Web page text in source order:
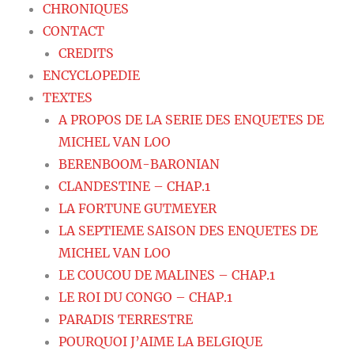
CHRONIQUES
CONTACT
CREDITS
ENCYCLOPEDIE
TEXTES
A PROPOS DE LA SERIE DES ENQUETES DE
MICHEL VAN LOO
BERENBOOM-BARONIAN
CLANDESTINE – CHAP.1
LA FORTUNE GUTMEYER
LA SEPTIEME SAISON DES ENQUETES DE
MICHEL VAN LOO
LE COUCOU DE MALINES – CHAP.1
LE ROI DU CONGO – CHAP.1
PARADIS TERRESTRE
POURQUOI J’AIME LA BELGIQUE